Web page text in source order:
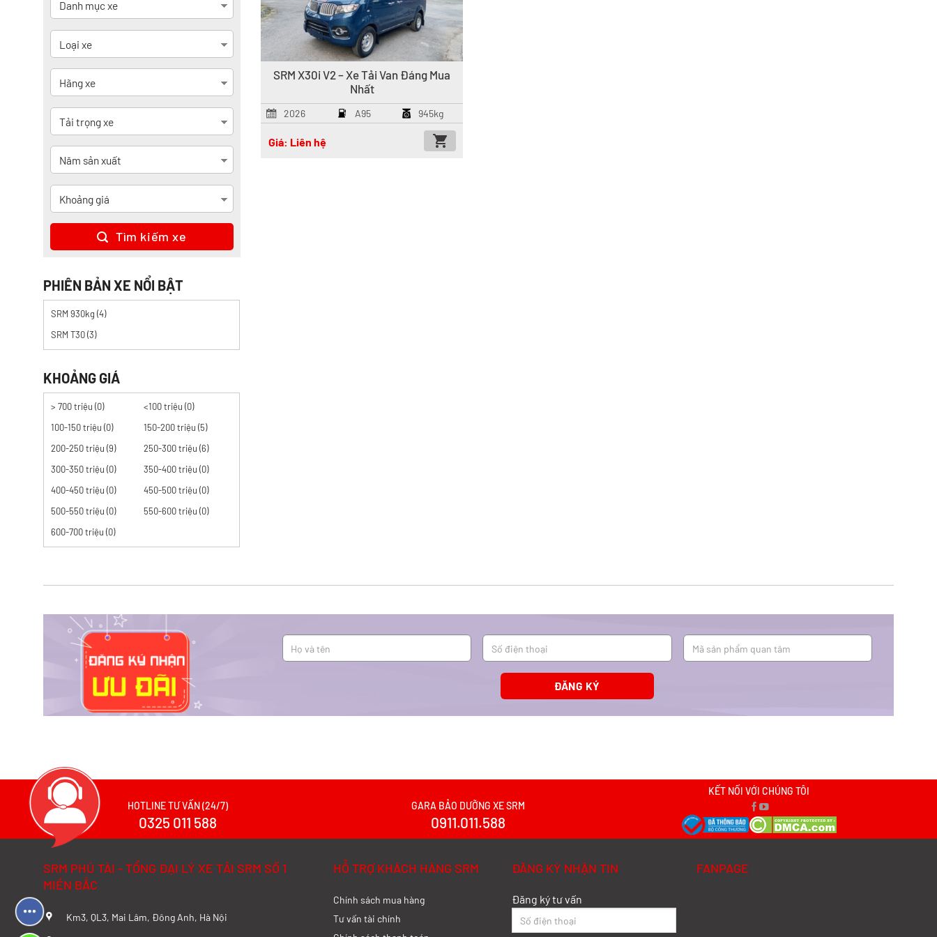
Tìm kiếm xe
PHIÊN BẢN XE NỔI BẬT
SRM 930kg (4)
SRM T30 (3)
KHOẢNG GIÁ
> 700 triệu (0)
<100 triệu (0)
100-150 triệu (0)
150-200 triệu (5)
200-250 triệu (9)
250-300 triệu (6)
300-350 triệu (0)
350-400 triệu (0)
400-450 triệu (0)
450-500 triệu (0)
500-550 triệu (0)
550-600 triệu (0)
600-700 triệu (0)
SRM X30i V2 – Xe Tải Van Đáng Mua
Nhất
2026 A95 945kg
Giá: Liên hệ
HOTLINE TƯ VẤN (24/7)
0325 011 588
GARA BẢO DƯỠNG XE SRM
0911.011.588
KẾT NỐI VỚI CHÚNG TÔI
SRM PHÚ TÀI - TỔNG ĐẠI LÝ XE TẢI SRM SỐ 1
MIỀN BẮC
Km3, QL3, Mai Lâm, Đông Anh, Hà Nội
HỖ TRỢ KHÁCH HÀNG SRM
Chính sách mua hàng
Tư vấn tài chính
ĐĂNG KÝ NHẬN TIN
Đăng ký tư vấn
FANPAGE